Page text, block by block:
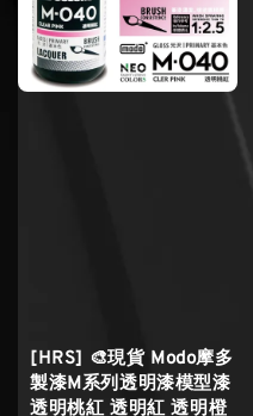
[HRS] 🎨現貨 Modo摩多
製漆M系列透明漆模型漆
透明桃紅 透明紅 透明橙